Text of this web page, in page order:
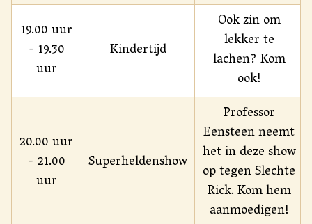
19.00 uur
- 19.30
uur
Kindertijd
Ook zin om
lekker te
lachen? Kom
ook!
20.00 uur
- 21.00
uur
Superheldenshow
Professor
Eensteen neemt
het in deze show
op tegen Slechte
Rick. Kom hem
aanmoedigen!